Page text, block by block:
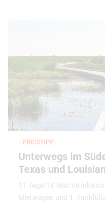
PREISTIPP
Unterwegs im
Texas und
11 Tage/10 Nächte
Mietwagen und 1.